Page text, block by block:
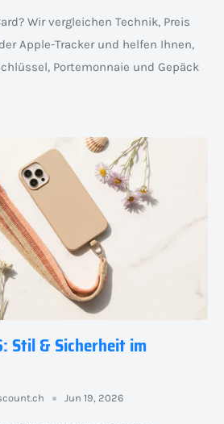
Wir vergleichen Technik, Preis
Apple-Tracker und helfen Ihnen,
Portemonnaie und Gepäck
Stil & Sicherheit im
Jun 19, 2026